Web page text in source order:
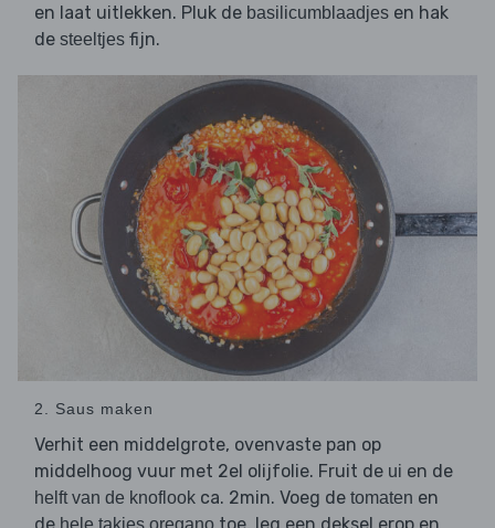
en laat uitlekken. Pluk de basilicumblaadjes en hak
de steeltjes fijn.
2. Saus maken
Verhit een middelgrote, ovenvaste pan op
middelhoog vuur met 2el olijfolie. Fruit de ui en de
helft van de knoflook ca. 2min. Voeg de tomaten en
hele takjes oregano